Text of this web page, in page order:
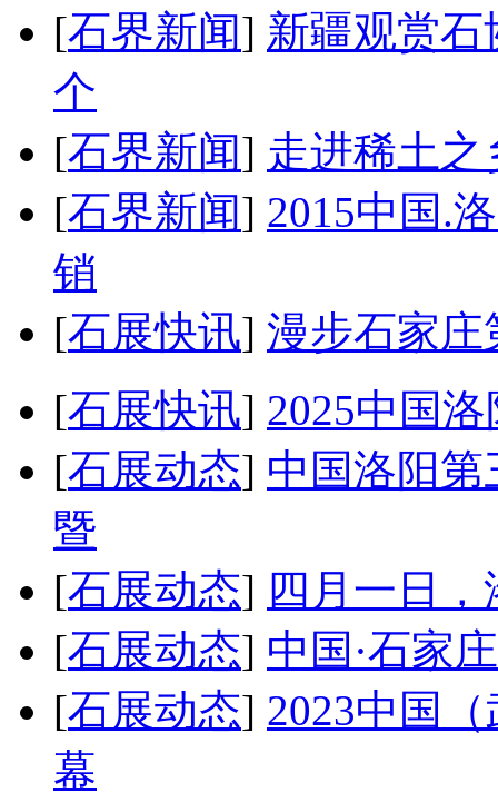
[石界新闻] 新疆观赏
个
[石界新闻] 走进稀土
[石界新闻] 2015中国.
销
[石展快讯] 漫步石家庄
[石展快讯] 2025中国
[石展动态] 中国洛阳
暨
[石展动态] 四月一日
[石展动态] 中国·石家
[石展动态] 2023中国
幕